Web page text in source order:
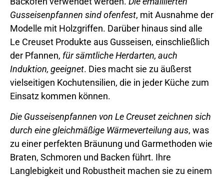
Gusseisenpfannen sind ofenfest, mit Ausnahme der
Modelle mit Holzgriffen. Darüber hinaus sind alle
Le Creuset Produkte aus Gusseisen, einschließlich
der Pfannen, für sämtliche Herdarten, auch
Induktion, geeignet. Dies macht sie zu äußerst
vielseitigen Kochutensilien, die in jeder Küche zum
Einsatz kommen können.
Die Gusseisenpfannen von Le Creuset zeichnen sich
durch eine gleichmäßige Wärmeverteilung aus, was
zu einer perfekten Bräunung und Garmethoden wie
Braten, Schmoren und Backen führt. Ihre
Langlebigkeit und Robustheit machen sie zu einem